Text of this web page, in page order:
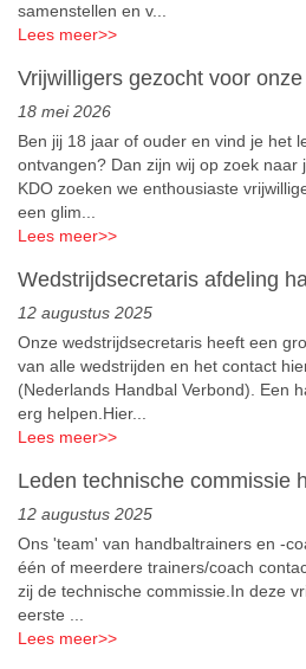
samenstellen en v...
Lees meer>>
Vrijwilligers gezocht voor
18 mei 2026
Ben jij 18 jaar of ouder en vind je het
ontvangen? Dan zijn wij op zoek naar
KDO zoeken we enthousiaste
een glim...
Lees meer>>
Wedstrijdsecretaris afdeling
12 augustus 2025
Onze wedstrijdsecretaris heeft een
van alle wedstrijden en het contact
(Nederlands Handbal Verbond). Een
erg helpen.Hier...
Lees meer>>
Leden technische commissie
12 augustus 2025
Ons 'team' van handbaltrainers en -
één of meerdere trainers/coach
zij de technische commissie.In deze
eerste ...
Lees meer>>